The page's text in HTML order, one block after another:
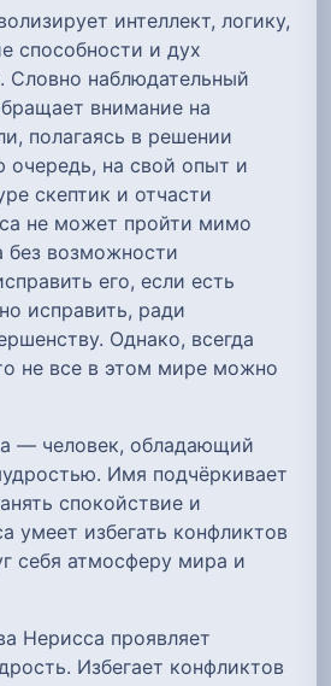
интеллект, логику,
способности и дух
Словно наблюдательный
внимание на
полагаясь в решении
очередь, на свой опыт и
скептик и отчасти
не может пройти мимо
без возможности
его, если есть
исправить, ради
Однако, всегда
не все в этом мире можно
— человек, обладающий
Имя подчёркивает
спокойствие и
умеет избегать конфликтов
себя атмосферу мира и
Нерисса проявляет
Избегает конфликтов